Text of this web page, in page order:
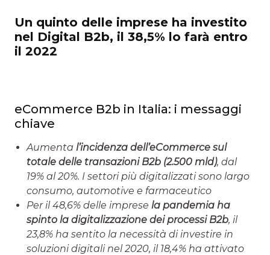
Un quinto delle imprese ha investito
nel Digital B2b, il 38,5% lo farà entro
il 2022
eCommerce B2b in Italia: i messaggi
chiave
Aumenta l’incidenza dell’eCommerce sul
totale delle transazioni B2b (2.500 mld), dal
19% al 20%. I settori più digitalizzati sono largo
consumo, automotive e farmaceutico
Per il 48,6% delle imprese la pandemia ha
spinto la digitalizzazione dei processi B2b, il
23,8% ha sentito la necessità di investire in
soluzioni digitali nel 2020, il 18,4% ha attivato